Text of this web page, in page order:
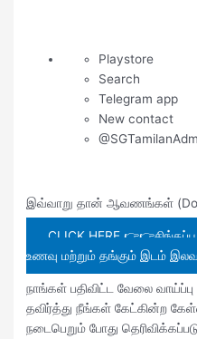
Playstore
Search
Telegram app
New contact
இவ்வாறு தான் ஆவணங்கள்
CLICK HERE
உணவு மற்றும் தங்கும் இடம்
நாங்கள் பதிவிட்ட வேலை
தவிர்த்து நீங்கள் கேட்கின்ற
நடைபெறும் போது